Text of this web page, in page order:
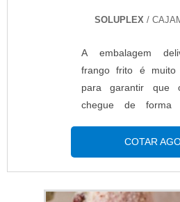
SOLUPLEX /
A embalagem
frango frito é muito
para garantir que
chegue de forma
Para isso, é
empresa
fabricantes
assegurem
COTAR